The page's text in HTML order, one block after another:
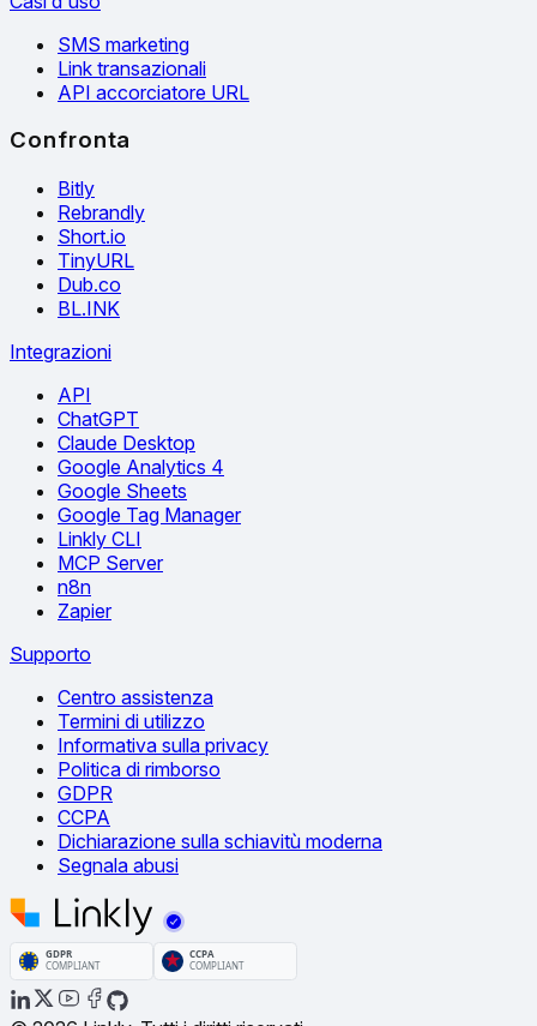
SMS marketing
Link transazionali
API accorciatore URL
Confronta
Bitly
Rebrandly
Short.io
TinyURL
Dub.co
BL.INK
Integrazioni
API
ChatGPT
Claude Desktop
Google Analytics 4
Google Sheets
Google Tag Manager
Linkly CLI
MCP Server
n8n
Zapier
Supporto
Centro assistenza
Termini di utilizzo
Informativa sulla privacy
Politica di rimborso
GDPR
CCPA
Dichiarazione sulla schiavitù moderna
Segnala abusi